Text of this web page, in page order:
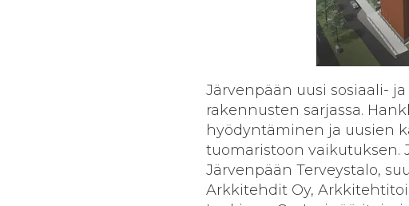
Järvenpään uusi sosiaali-
rakennusten sarjassa.
hyödyntäminen ja uusien
tuomaristoon vaikutuksen.
Järvenpään Terveystalo,
Arkkitehdit Oy,